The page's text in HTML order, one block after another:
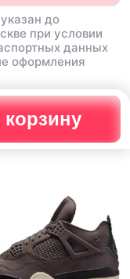
корзину
до
при условии
данных
оформления